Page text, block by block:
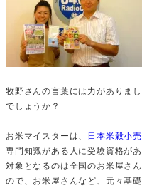
牧野さんの言葉には力がありま
でしょうか？
お米マイスターは、 日本米穀小
専門知識がある人に受験資格が
対象となるのは全国のお米屋さ
ので、お米屋さんなど、元々基